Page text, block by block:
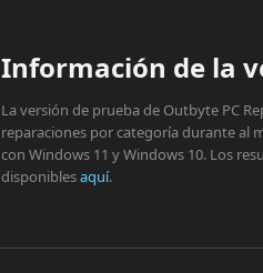
Información de la
La versión de prueba de Outbyte PC
reparaciones por categoría durante al
con Windows 11 y Windows 10. Los
disponiblesaquí.